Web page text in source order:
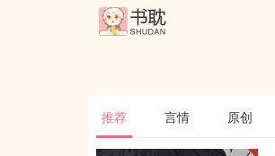
推荐 言情 原创